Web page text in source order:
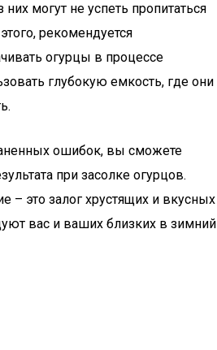
могут не успеть пропитаться
рекомендуется
огурцы в процессе
глубокую емкость, где они
ошибок, вы сможете
при засолке огурцов.
– это залог хрустящих и вкусных
вас и ваших близких в зимний